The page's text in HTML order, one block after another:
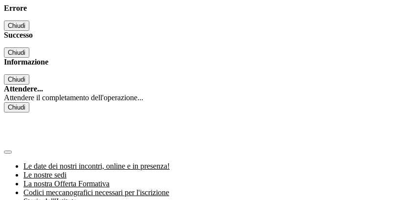
Errore
Chiudi
Successo
Chiudi
Informazione
Chiudi
Attendere...
Attendere il completamento dell'operazione...
Chiudi
Le date dei nostri incontri, online e in presenza!
Le nostre sedi
La nostra Offerta Formativa
Codici meccanografici necessari per l'iscrizione